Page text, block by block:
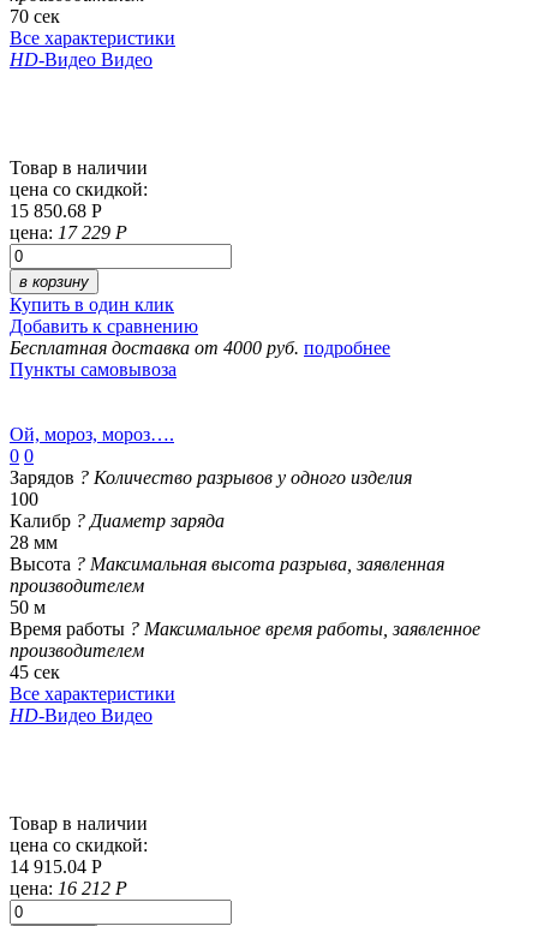
70 сек
Все характеристики
HD-Видео Видео
Товар в наличии
цена со скидкой:
15 850.68 Р
цена: 17 229 Р
в корзину
Купить в один клик
Добавить к сравнению
Бесплатная доставка от 4000 руб. подробнее
Пункты самовывоза
Ой, мороз, мороз….
0 0
Зарядов ? Количество разрывов у одного изделия
100
Калибр ? Диаметр заряда
28 мм
Высота ? Максимальная высота разрыва, заявленная
производителем
50 м
Время работы ? Максимальное время работы, заявленное
производителем
45 сек
Все характеристики
HD-Видео Видео
Товар в наличии
цена со скидкой:
14 915.04 Р
цена: 16 212 Р